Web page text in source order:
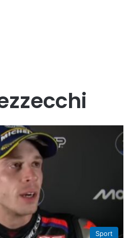
Sport